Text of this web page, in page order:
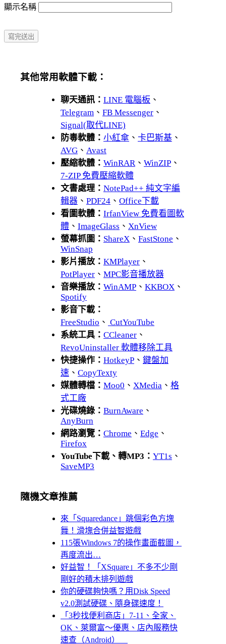
顯示名稱
其他常用軟體下載：
聊天通訊： LINE 電腦板 、
Telegram 、 FB Messenger 、
Signal(取代LINE)
防毒軟體： 小紅傘 、 卡巴斯基 、
AVG 、 Avast
壓縮軟體： WinRAR、 WinZIP 、
7-ZIP 免費壓縮軟體
文書處理： NotePad++ 純文字編
輯器 、 PDF24 、 Office下載
看圖軟體： IrfanView 免費看圖軟
體 、 ImageGlass 、 XnView
螢幕抓圖： ShareX 、 FastStone 、
WinSnap
影片播放： KMPlayer 、
PotPlayer 、 MPC影音播放器
音樂播放： WinAMP 、 KKBOX 、
Spotify
影音下載：
FreeStudio 、 CutYouTube
系統工具： CCleaner 、
RevoUninstaller 軟體移除工具
快捷操作： HotkeyP 、 鍵盤加
速 、 CopyTexty
媒體轉檔： Moo0 、 XMedia 、 格
式工廠
光碟燒錄： BurnAware 、
AnyBurn
網路瀏覽： Chrome 、 Edge 、
Firefox
YouTube下載、轉MP3： YT1s 、
SaveMP3
隨機文章推薦
來「Squaredance」跳個彩色方塊
舞！滑塊合併益智遊戲
115張Windows 7的操作畫面截圖，
再度流出…
好益智！「XSquare」不多不少剛
剛好的積木排列遊戲
你的硬碟夠快嗎？用Disk Speed
v2.0測試硬碟、隨身碟速度！
「3秒找便利商店」7-11、全家、
OK、萊爾富～優惠、店內服務快
速查（Android）